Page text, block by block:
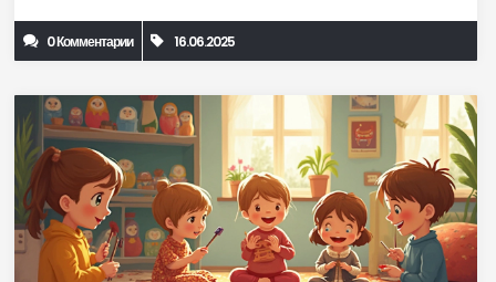
других и как выбирать самую удачную модель. Также
делюсь важными советами по использованию и уходу,
0 Комментарии 16.06.2025